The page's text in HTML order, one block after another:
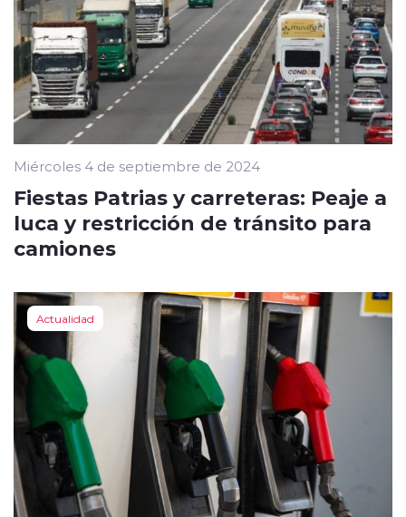
Miércoles 4 de septiembre de 2024
Fiestas Patrias y carreteras: Peaje a
luca y restricción de tránsito para
camiones
Actualidad